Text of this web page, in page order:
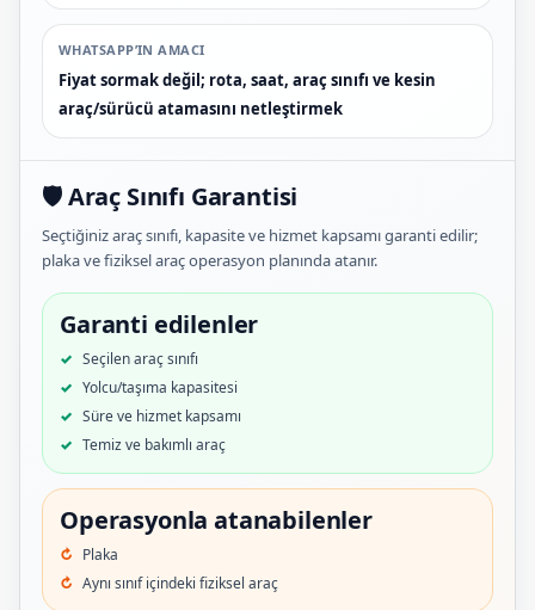
WHATSAPP’IN AMACI
Fiyat sormak değil; rota, saat, araç sınıfı ve kesin
araç/sürücü atamasını netleştirmek
🛡️ Araç Sınıfı Garantisi
Seçtiğiniz araç sınıfı, kapasite ve hizmet kapsamı garanti edilir;
plaka ve fiziksel araç operasyon planında atanır.
Garanti edilenler
Seçilen araç sınıfı
Yolcu/taşıma kapasitesi
Süre ve hizmet kapsamı
Temiz ve bakımlı araç
Operasyonla atanabilenler
Plaka
Aynı sınıf içindeki fiziksel araç